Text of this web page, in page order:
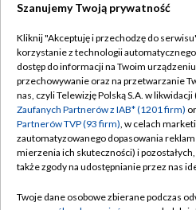
TVP
Abonament TVP
Emisja w TVP
Centrum informacji TVP
Naziemna Telewizja Cyfrowa
Polityka
Moje
Szanujemy Twoją prywatność
Kliknij "Akceptuję i przechodzę do
korzystanie z technologii
dostęp do informacji na Twoim
przechowywanie oraz na przetwarzanie
nas, czyli Telewizję Polską S.A. w
Zaufanych Partnerów z IAB* (1201 firm)
Partnerów TVP (93 firm), w celach
zautomatyzowanego dopasowania
mierzenia ich skuteczności) i
także zgody na udostępnianie przez nas
Twoje dane osobowe zbierane podczas